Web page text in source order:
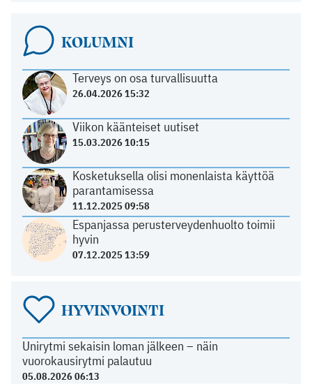
KOLUMNI
Terveys on osa turvallisuutta
26.04.2026 15:32
Viikon käänteiset uutiset
15.03.2026 10:15
Kosketuksella olisi monenlaista käyttöä
parantamisessa
11.12.2025 09:58
Espanjassa perusterveydenhuolto toimii
hyvin
07.12.2025 13:59
HYVINVOINTI
Unirytmi sekaisin loman jälkeen – näin
vuorokausirytmi palautuu
05.08.2026 06:13